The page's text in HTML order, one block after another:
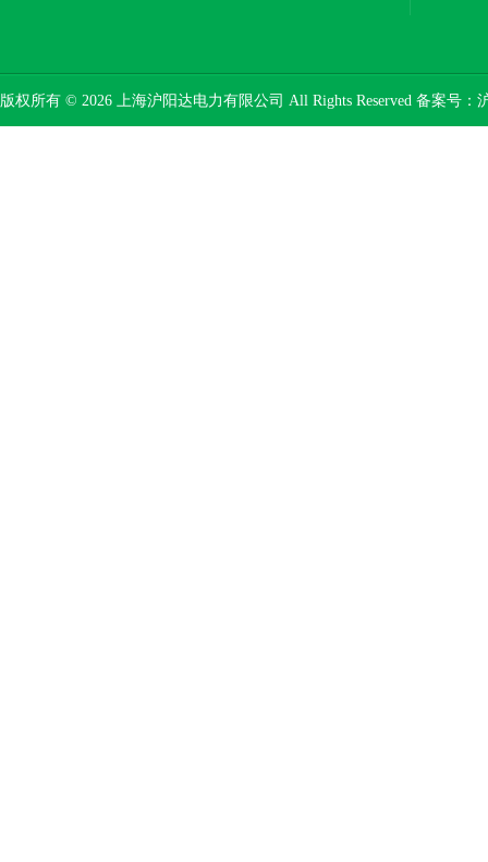
版权所有 © 2026 上海沪阳达电力有限公司 All Rights Reserved 备案号：